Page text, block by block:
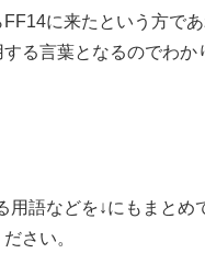
に来たという方で
る言葉となるのでわか
用語などを↓にもまとめ
さい。